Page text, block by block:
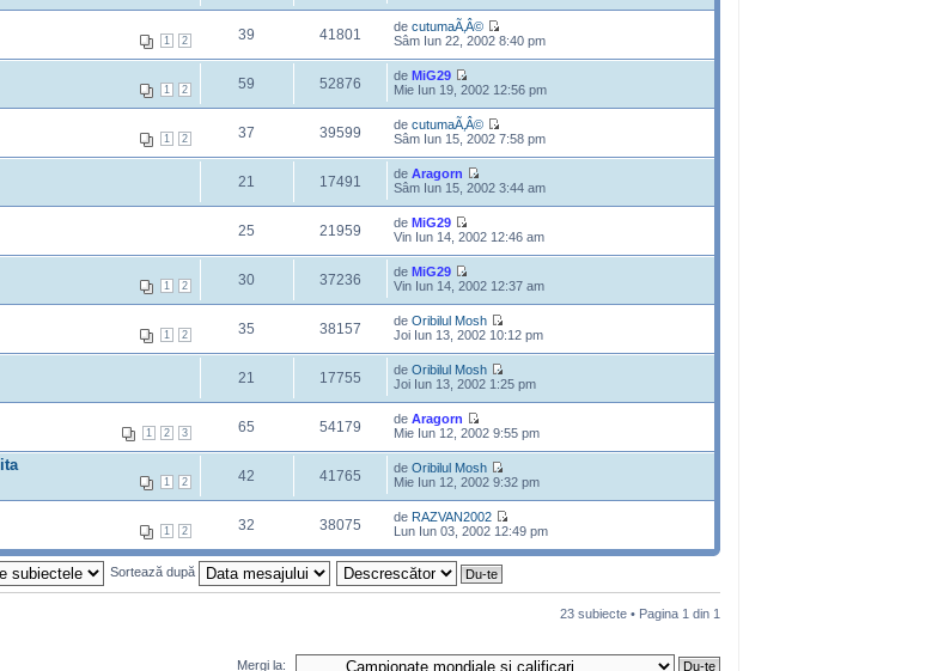
1 2 39 41801 de cutumaÃ‚Â©
Sâm Iun 22, 2002 8:40 pm
1 2 59 52876 de MiG29
Mie Iun 19, 2002 12:56 pm
1 2 37 39599 de cutumaÃ‚Â©
Sâm Iun 15, 2002 7:58 pm
21 17491 de Aragorn
Sâm Iun 15, 2002 3:44 am
25 21959 de MiG29
Vin Iun 14, 2002 12:46 am
1 2 30 37236 de MiG29
Vin Iun 14, 2002 12:37 am
1 2 35 38157 de Oribilul Mosh
Joi Iun 13, 2002 10:12 pm
21 17755 de Oribilul Mosh
Joi Iun 13, 2002 1:25 pm
1 2 3 65 54179 de Aragorn
Mie Iun 12, 2002 9:55 pm
1 2 42 41765 de Oribilul Mosh
Mie Iun 12, 2002 9:32 pm
1 2 32 38075 de RAZVAN2002
Lun Iun 03, 2002 12:49 pm
Sortează după
23 subiecte • Pagina 1 din 1
Mergi la: